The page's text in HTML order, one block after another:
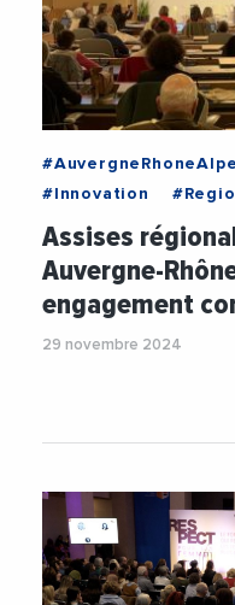
#Innovation
#SandrineChaix
Assises
Auvergne-
engagement
29 novembre 2024